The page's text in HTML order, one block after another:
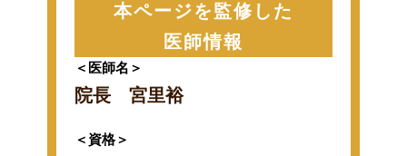
本ページを監修した
医師情報
＜医師名＞
院長 宮里裕
＜資格＞